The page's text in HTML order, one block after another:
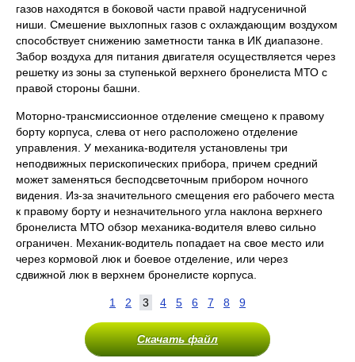
газов находятся в боковой части правой надгусеничной
ниши. Смешение выхлопных газов с охлаждающим воздухом
способствует снижению заметности танка в ИК диапазоне.
Забор воздуха для питания двигателя осуществляется через
решетку из зоны за ступенькой верхнего бронелиста МТО с
правой стороны башни.
Моторно-трансмиссионное отделение смещено к правому
борту корпуса, слева от него расположено отделение
управления. У механика-водителя установлены три
неподвижных перископических прибора, причем средний
может заменяться бесподсветочным прибором ночного
видения. Из-за значительного смещения его рабочего места
к правому борту и незначительного угла наклона верхнего
бронелиста МТО обзор механика-водителя влево сильно
ограничен. Механик-водитель попадает на свое место или
через кормовой люк и боевое отделение, или через
сдвижной люк в верхнем бронелисте корпуса.
1 2 3 4 5 6 7 8 9
Скачать файл